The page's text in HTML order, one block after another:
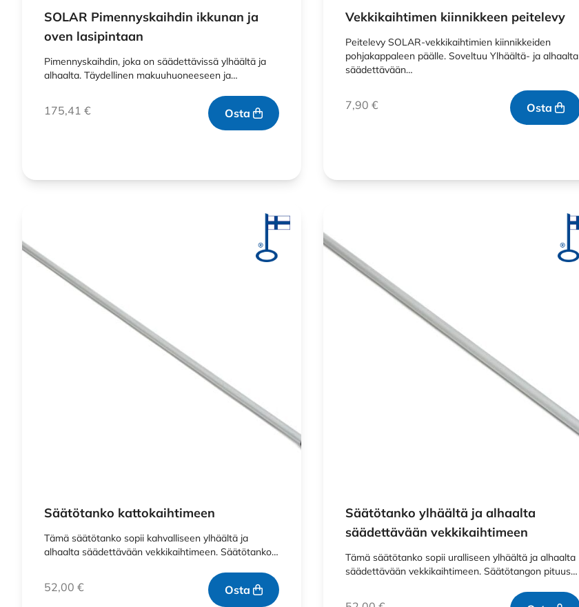
SOLAR Pimennyskaihdin ikkunan ja
oven lasipintaan
Pimennyskaihdin, joka on säädettävissä ylhäältä ja
alhaalta. Täydellinen makuuhuoneeseen ja…
175,41 € Osta
Vekkikaihtimen kiinnikkeen peitelevy
Peitelevy SOLAR-vekkikaihtimien kiinnikkeiden
pohjakappaleen päälle. Soveltuu Ylhäältä- ja alhaalta
säädettävään…
7,90€ Osta
Säätötanko kattokaihtimeen
Tämä säätötanko sopii kahvalliseen ylhäältä ja
alhaalta säädettävään vekkikaihtimeen. Säätötanko…
52,00 € Osta
Säätötanko ylhäältä ja alhaalta
säädettävään vekkikaihtimeen
Tämä säätötanko sopii uralliseen ylhäältä ja alhaalta
säädettävään vekkikaihtimeen. Säätötangon pituus…